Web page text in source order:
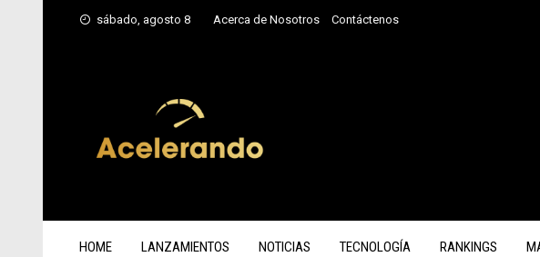
sábado, agosto 8 Acerca de Nosotros Contáctenos
HOME LANZAMIENTOS NOTICIAS TECNOLOGÍA RANKINGS